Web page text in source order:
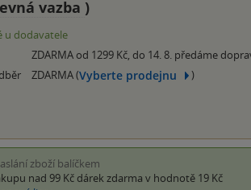
vazba )
u dodavatele
ZDARMA od 1299 Kč, do 14. 8. předáme
ZDARMA (Vyberte prodejnu )
zboží balíčkem
nad 99 Kč dárek zdarma v hodnotě 19 Kč